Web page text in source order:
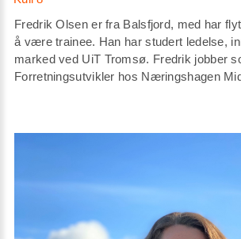
Fredrik Olsen er fra Balsfjord, med har
å være trainee. Han har studert ledelse,
marked ved UiT Tromsø. Fredrik jobber
Forretningsutvikler hos Næringshagen